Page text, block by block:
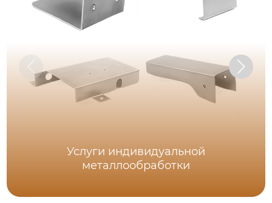
Услуги индивидуальной
металлообработки